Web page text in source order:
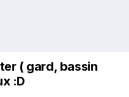
( gard, bassin
:D